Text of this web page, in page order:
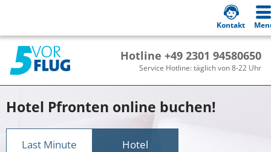
Hotline +49 2301 94580650
Service Hotline: täglich von 8-22 Uhr
Kontakt
Hotel Pfronten online buchen!
Last Minute Hotel